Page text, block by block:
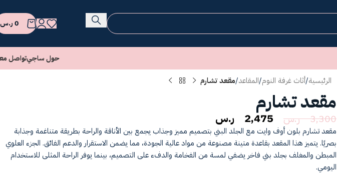
0ر.س
حول ساجيتواصل
الرئيسية/أثاث غرفة النوم/المقاعد/مقعد تشارم
مقعد تشارم
3,300 ر.س 2,475 ر.س
مقعد تشارم بلون أوف وايت مع الجلد البني بتصميم مميز وجذاب يجمع بين الأناقة والراحة بطريقة متناغمة وجذابة
بصريًا. يتميز هذا المقعد بقاعدة متينة مصنوعة من مواد عالية الجودة، مما يضمن الاستقرار والدعم الفائق. الجزء العلوي
المبطن والمغلف بجلد بني فاخر يضفي لمسة من الفخامة والدفء على التصميم، بينما يوفر الراحة المثلى للاستخدام
اليومي.